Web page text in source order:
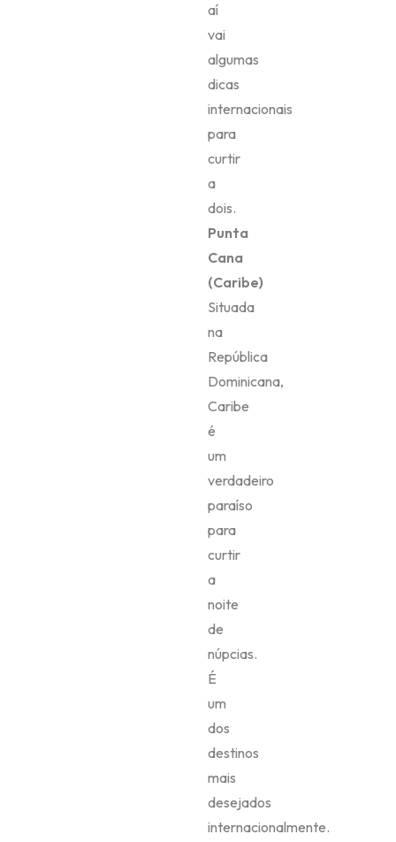
aí
vai
algumas
dicas
internacionais
para
curtir
a
dois.
Punta
Cana
(Caribe)
Situada
na
República
Dominicana,
Caribe
é
um
verdadeiro
paraíso
para
curtir
a
noite
de
núpcias.
É
um
dos
destinos
mais
desejados
internacionalmente.